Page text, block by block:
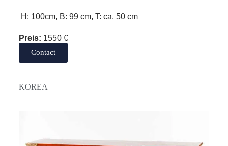
H: 100cm, B: 99 cm, T: ca. 50 cm
Preis: 1550 €
Contact
KOREA